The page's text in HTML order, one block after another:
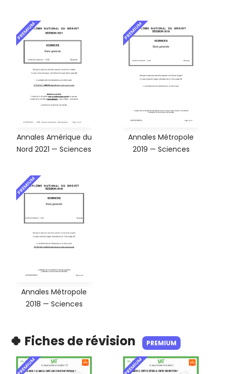
PREMIUM
Annales Amérique du
Nord 2021 — Sciences
PREMIUM
Annales Métropole
2019 — Sciences
PREMIUM
Annales Métropole
2018 — Sciences
🍀 Fiches de révision PREMIUM
PREMIUM PREMIUM